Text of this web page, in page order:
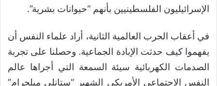
الإسرائيليون الفلسطينيين بأنهم “حيوانات بشرية”.
في أعقاب الحرب العالمية الثانية، أراد علماء النفس أن
يفهموا كيف حدثت الإبادة الجماعية. وحصلنا على تجربة
الصدمات الكهربائية سيئة السمعة التي أجراها عالم
النفس الاجتماعي الأمريكي الشهير “ستانلي ميلجرام”